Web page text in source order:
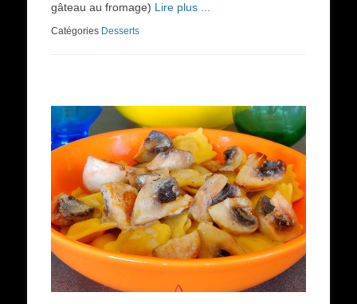
gâteau au fromage) Lire plus ...
Catégories Desserts